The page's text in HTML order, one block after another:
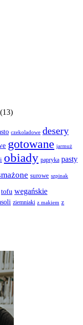
(13)
czekoladowe desery
gotowane jarmuż
obiady papryka pasty
surowe szpinak
tofu wegańskie
ziemniaki z makiem z